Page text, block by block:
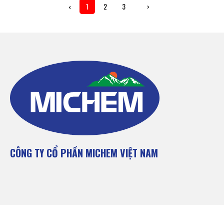
‹ 1 2 3 ›
CÔNG TY CỔ PHẦN MICHEM VIỆT NAM